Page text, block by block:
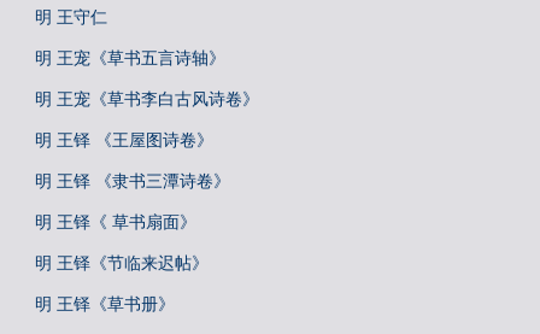
明 王守仁
明 王宠《草书五言诗轴》
明 王宠《草书李白古风诗卷》
明 王铎 《王屋图诗卷》
明 王铎 《隶书三潭诗卷》
明 王铎《 草书扇面》
明 王铎《节临来迟帖》
明 王铎《草书册》